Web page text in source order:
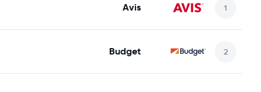
Avis
Budget